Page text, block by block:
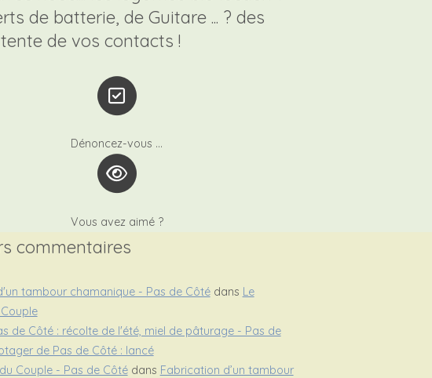
de batterie, de Guitare ... ? des
de vos contacts !
Dénoncez-vous ...
Vous avez aimé ?
commentaires
tambour chamanique - Pas de Côtédans Le
de Côté : récolte de l'été, miel de pâturage - Pas de
de Pas de Côté : lancé
Couple - Pas de Côtédans Fabrication d’un tambour